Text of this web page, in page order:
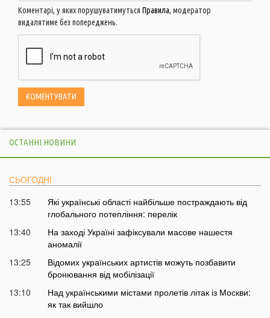
Коментарі, у яких порушуватимуться Правила, модератор
видалятиме без попереджень.
ОСТАННІ НОВИНИ
СЬОГОДНІ
13:55
Які українські області найбільше постраждають від
глобального потепління: перелік
13:40
На заході Україні зафіксували масове нашестя
аномалії
13:25
Відомих українських артистів можуть позбавити
бронювання від мобілізації
13:10
Над українськими містами пролетів літак із Москви:
як так вийшло